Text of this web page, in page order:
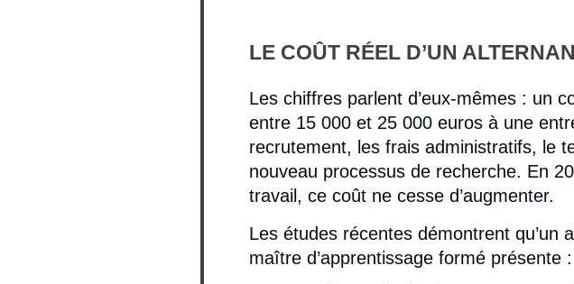
LE COÛT RÉEL D’UN
Les chiffres parlent d’eux-mêmes : un
entre 15 000 et 25 000 euros à une
recrutement, les frais administratifs, le
nouveau processus de recherche. En
travail, ce coût ne cesse d’augmenter.
Les études récentes démontrent qu’un
maître d’apprentissage formé présente :